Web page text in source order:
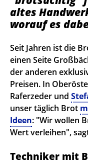
altes
worauf es
Seit Jahren ist die
einen Seite
der anderen
Preisen. In
Raferzeder und
unser täglich Brot
Ideen: "Wir wollen
Wert verleihen",
Techniker mit